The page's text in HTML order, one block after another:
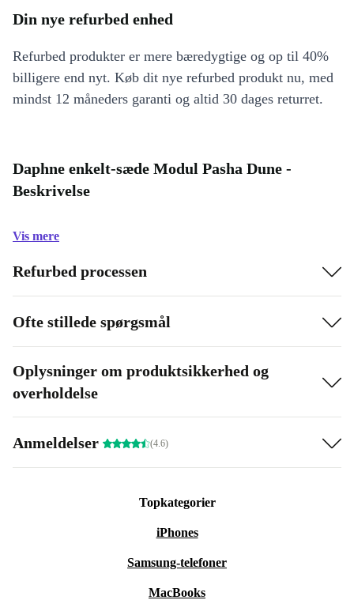
Din nye refurbed enhed
Refurbed produkter er mere bæredygtige og op til 40%
billigere end nyt. Køb dit nye refurbed produkt nu, med
mindst 12 måneders garanti og altid 30 dages returret.
Daphne enkelt-sæde Modul Pasha Dune -
Beskrivelse
Vis mere
Refurbed processen
Ofte stillede spørgsmål
Oplysninger om produktsikkerhed og
overholdelse
Anmeldelser (4.6)
Topkategorier
iPhones
Samsung-telefoner
MacBooks